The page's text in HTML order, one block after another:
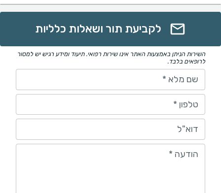
לקביעת תור ושאלות כלליות
השירות הניתן באמצעות האתר אינו שירות רפואי. תיעוד ומידע רגיש יש למסור
לרופאים בלבד.
שם מלא *
טלפון *
דוא"ל
הודעה *